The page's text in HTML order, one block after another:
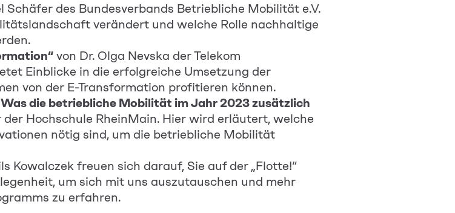
Schäfer des Bundesverbands Betriebliche Mobilität e.V.
verändert und welche Rolle nachhaltige
von Dr. Olga Nevska der Telekom
Einblicke in die erfolgreiche Umsetzung der
von der E-Transformation profitieren können.
die betriebliche Mobilität im Jahr 2023 zusätzlich
Hochschule RheinMain. Hier wird erläutert, welche
nötig sind, um die betriebliche Mobilität
Kowalczek freuen sich darauf, Sie auf der „Flotte!“
um sich mit uns auszutauschen und mehr
zu erfahren.